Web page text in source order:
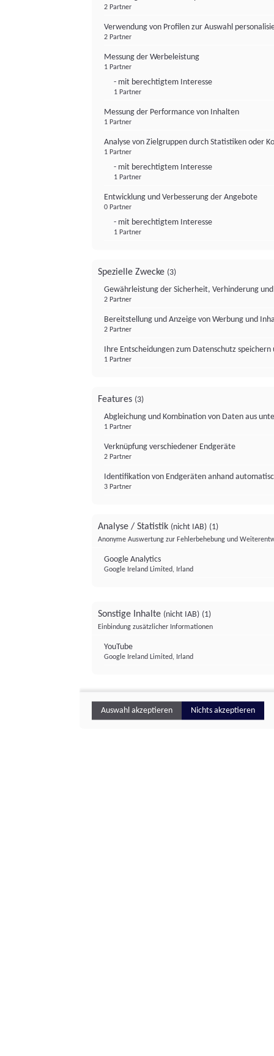
2 Partner
Verwendung von Profilen zur Auswahl
2 Partner
Messung der Werbeleistung
1 Partner
- mit berechtigtem Interesse
1 Partner
Messung der Performance von Inhalten
1 Partner
Analyse von Zielgruppen durch Statistiken oder
1 Partner
- mit berechtigtem Interesse
1 Partner
Entwicklung und Verbesserung der Angebote
0 Partner
- mit berechtigtem Interesse
1 Partner
Spezielle Zwecke (3)
Gewährleistung der Sicherheit, Verhinderung
2 Partner
Bereitstellung und Anzeige von Werbung und
2 Partner
Ihre Entscheidungen zum Datenschutz
1 Partner
Features (3)
Abgleichung und Kombination von Daten aus
1 Partner
Verknüpfung verschiedener Endgeräte
2 Partner
Identifikation von Endgeräten anhand
3 Partner
Analyse / Statistik (nicht IAB) (1)
Anonyme Auswertung zur Fehlerbehebung und
Google Analytics
Google Ireland Limited, Irland
Sonstige Inhalte (nicht IAB) (1)
Einbindung zusätzlicher Informationen
YouTube
Google Ireland Limited, Irland
Auswahl akzeptieren Nichts akzeptieren